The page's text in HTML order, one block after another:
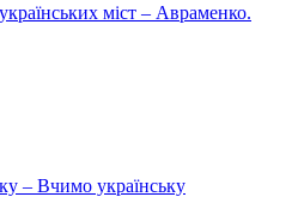
міст – Авраменко.
– Вчимо українську